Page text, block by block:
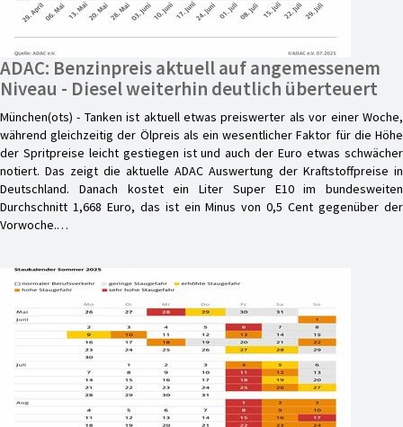
ADAC: Benzinpreis aktuell auf angemessenem
Niveau - Diesel weiterhin deutlich überteuert
München(ots) - Tanken ist aktuell etwas preiswerter als vor einer Woche,
während gleichzeitig der Ölpreis als ein wesentlicher Faktor für die Höhe
der Spritpreise leicht gestiegen ist und auch der Euro etwas schwächer
notiert. Das zeigt die aktuelle ADAC Auswertung der Kraftstoffpreise in
Deutschland. Danach kostet ein Liter Super E10 im bundesweiten
Durchschnitt 1,668 Euro, das ist ein Minus von 0,5 Cent gegenüber der
Vorwoche.…